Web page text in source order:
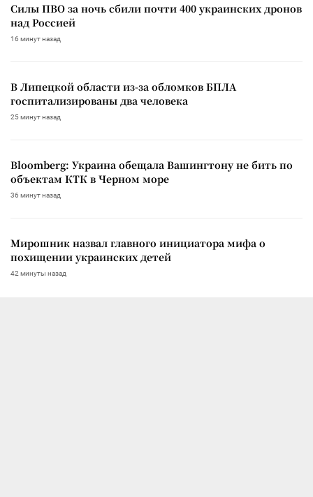
Силы ПВО за ночь сбили почти 400 украинских дронов
над Россией
16 минут назад
В Липецкой области из-за обломков БПЛА
госпитализированы два человека
25 минут назад
Bloomberg: Украина обещала Вашингтону не бить по
объектам КТК в Черном море
36 минут назад
Мирошник назвал главного инициатора мифа о
похищении украинских детей
42 минуты назад